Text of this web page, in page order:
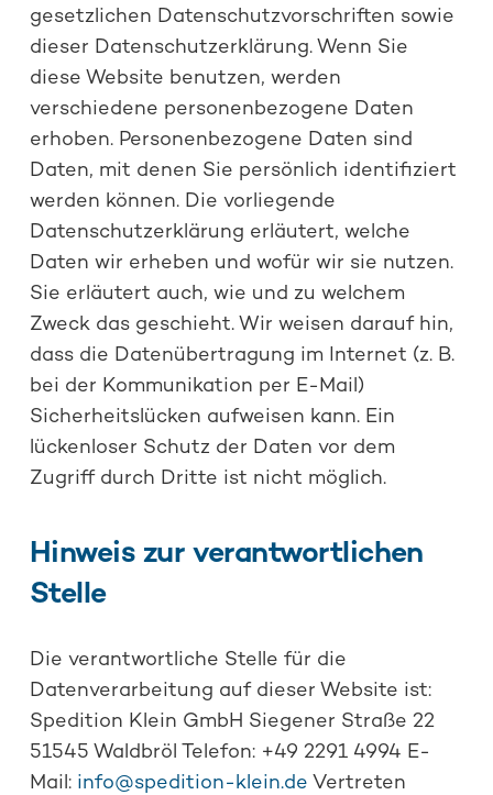
gesetzlichen Datenschutzvorschriften sowie
dieser Datenschutzerklärung. Wenn Sie
diese Website benutzen, werden
verschiedene personenbezogene Daten
erhoben. Personenbezogene Daten sind
Daten, mit denen Sie persönlich identifiziert
werden können. Die vorliegende
Datenschutzerklärung erläutert, welche
Daten wir erheben und wofür wir sie nutzen.
Sie erläutert auch, wie und zu welchem
Zweck das geschieht. Wir weisen darauf hin,
dass die Datenübertragung im Internet (z. B.
bei der Kommunikation per E-Mail)
Sicherheitslücken aufweisen kann. Ein
lückenloser Schutz der Daten vor dem
Zugriff durch Dritte ist nicht möglich.
Hinweis zur verantwortlichen
Stelle
Die verantwortliche Stelle für die
Datenverarbeitung auf dieser Website ist:
Spedition Klein GmbH Siegener Straße 22
51545 Waldbröl Telefon: +49 2291 4994 E-
Mail: info@spedition-klein.de Vertreten